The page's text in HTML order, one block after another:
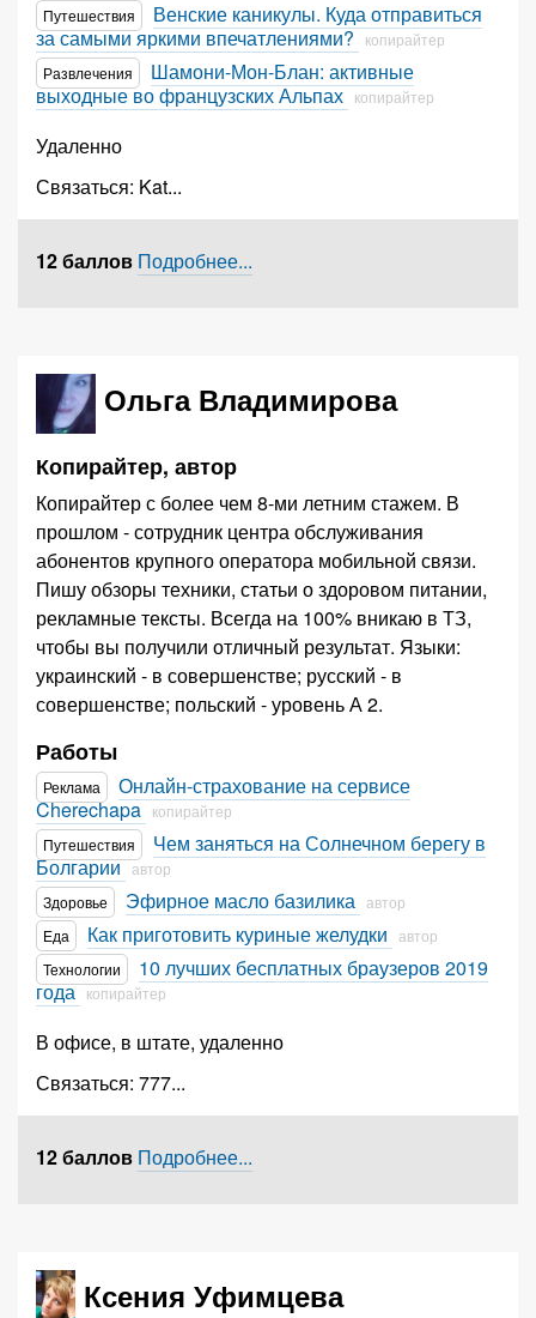
Путешествия
Венские каникулы. Куда отправиться
за самыми яркими впечатлениями? копирайтер
Развлечения
Шамони-Мон-Блан: активные
выходные во французских Альпах копирайтер
Удаленно
Связаться: Kat...
12 баллов Подробнее...
Ольга Владимирова
Копирайтер, автор
Копирайтер с более чем 8-ми летним стажем. В
прошлом - сотрудник центра обслуживания
абонентов крупного оператора мобильной связи.
Пишу обзоры техники, статьи о здоровом питании,
рекламные тексты. Всегда на 100% вникаю в ТЗ,
чтобы вы получили отличный результат. Языки:
украинский - в совершенстве; русский - в
совершенстве; польский - уровень А 2.
Работы
Реклама
Онлайн-страхование на сервисе
Cherechapa копирайтер
Путешествия
Чем заняться на Солнечном берегу в
Болгарии автор
Здоровье
Эфирное масло базилика автор
Еда
Как приготовить куриные желудки автор
Технологии
10 лучших бесплатных браузеров 2019
года копирайтер
В офисе, в штате, удаленно
Связаться: 777...
12 баллов Подробнее...
Ксения Уфимцева